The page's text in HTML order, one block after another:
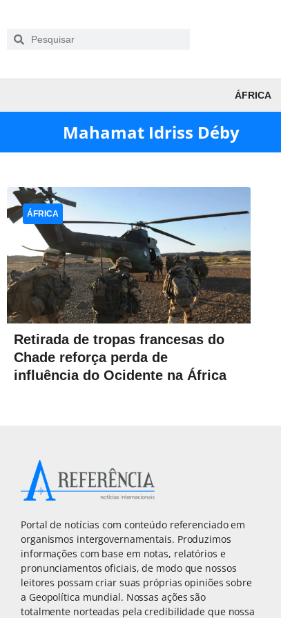
ÁFRICA
Mahamat Idriss Déby
Retirada de tropas francesas do
Chade reforça perda de
influência do Ocidente na África
ÁFRICA
Portal de notícias com conteúdo referenciado em
organismos intergovernamentais. Produzimos
informações com base em notas, relatórios e
pronunciamentos oficiais, de modo que nossos
leitores possam criar suas próprias opiniões sobre
a Geopolítica mundial. Nossas ações são
totalmente norteadas pela credibilidade que nossa